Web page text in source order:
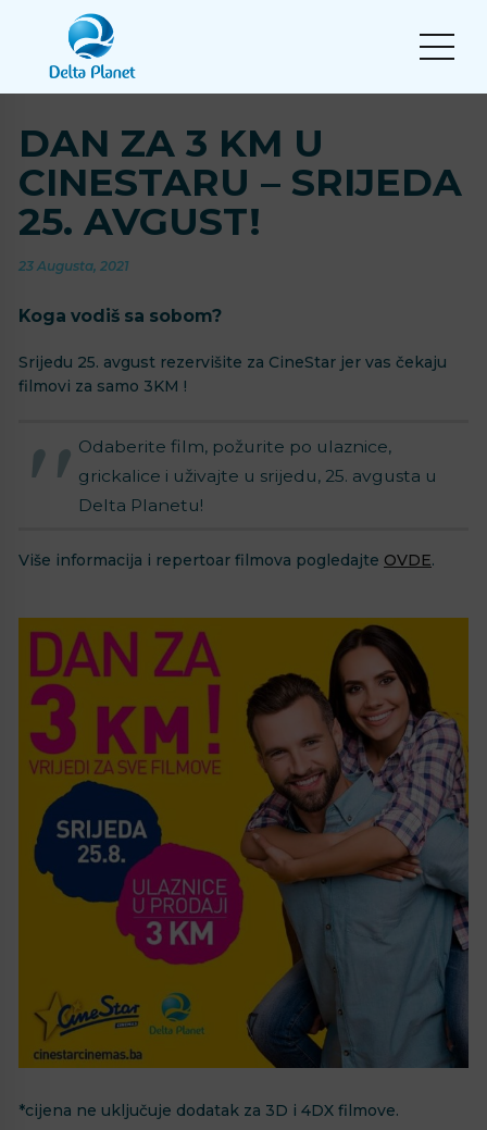
DAN ZA 3 KM U
CINESTARU – SRIJEDA
25. AVGUST!
23 Augusta, 2021
Koga vodiš sa sobom?
Srijedu 25. avgust rezervišite za CineStar jer vas čekaju
filmovi za samo 3KM !⁣
Odaberite film, požurite po ulaznice,
grickalice i uživajte u srijedu, 25. avgusta u
Delta Planetu!
Više informacija i repertoar filmova pogledajte OVDE.
*cijena ne uključuje dodatak za 3D i 4DX filmove.⁣